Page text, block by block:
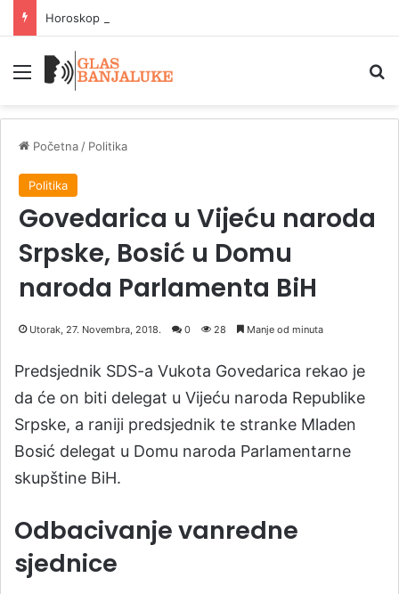
Horoskop za 7. avgust: Šta kažu zvijezde
Meni
Početna / Politika
Politika
Govedarica u Vijeću naroda
Srpske, Bosić u Domu
naroda Parlamenta BiH
Utorak, 27. Novembra, 2018. 0 28 Manje od minuta
Predsjednik SDS-a Vukota Govedarica rekao je
da će on biti delegat u Vijeću naroda Republike
Srpske, a raniji predsjednik te stranke Mladen
Bosić delegat u Domu naroda Parlamentarne
skupštine BiH.
Odbacivanje vanredne
sjednice